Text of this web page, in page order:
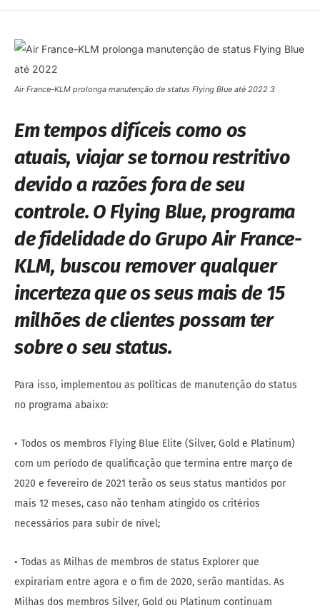
Air France-KLM prolonga manutenção de status Flying Blue até 2022 3
Em tempos difíceis como os
atuais, viajar se tornou restritivo
devido a razões fora de seu
controle. O Flying Blue, programa
de fidelidade do Grupo Air France-
KLM, buscou remover qualquer
incerteza que os seus mais de 15
milhões de clientes possam ter
sobre o seu status.
Para isso, implementou as políticas de manutenção do status
no programa abaixo:
• Todos os membros Flying Blue Elite (Silver, Gold e Platinum)
com um período de qualificação que termina entre março de
2020 e fevereiro de 2021 terão os seus status mantidos por
mais 12 meses, caso não tenham atingido os critérios
necessários para subir de nível;
• Todas as Milhas de membros de status Explorer que
expirariam entre agora e o fim de 2020, serão mantidas. As
Milhas dos membros Silver, Gold ou Platinum continuam